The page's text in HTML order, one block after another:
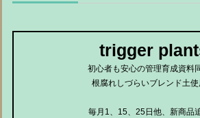
trigger
初心者も安心の管理育成資料
根腐れしづらいブレンド土使
毎月1、15、25日他、新商品追